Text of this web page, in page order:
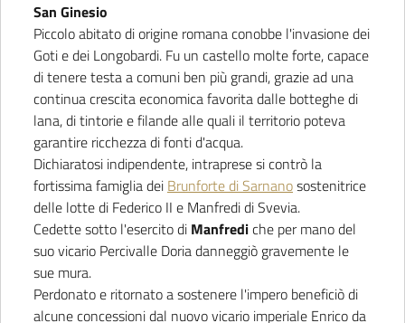
San Ginesio
Piccolo abitato di origine romana conobbe l'invasione dei
Goti e dei Longobardi. Fu un castello molte forte, capace
di tenere testa a comuni ben più grandi, grazie ad una
continua crescita economica favorita dalle botteghe di
lana, di tintorie e filande alle quali il territorio poteva
garantire ricchezza di fonti d'acqua.
Dichiaratosi indipendente, intraprese si contrò la
fortissima famiglia dei Brunforte di Sarnanosostenitrice
delle lotte di Federico II e Manfredi di Svevia.
Cedette sotto l'esercito di Manfrediche per mano del
suo vicario Percivalle Doria danneggiò gravemente le
sue mura.
Perdonato e ritornato a sostenere l'impero beneficiò di
alcune concessioni dal nuovo vicario imperiale Enrico da